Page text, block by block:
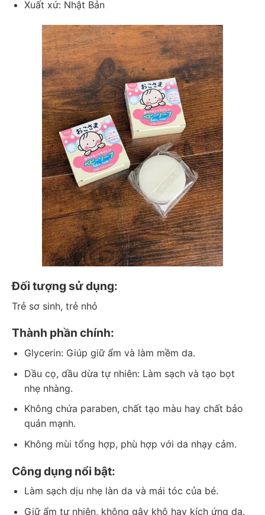
Xuất xứ: Nhật Bản
Đối tượng sử dụng:
Trẻ sơ sinh, trẻ nhỏ
Thành phần chính:
Glycerin: Giúp giữ ẩm và làm mềm da.
Dầu cọ, dầu dừa tự nhiên: Làm sạch và tạo bọt
nhẹ nhàng.
Không chứa paraben, chất tạo màu hay chất bảo
quản mạnh.
Không mùi tổng hợp, phù hợp với da nhạy cảm.
Công dụng nổi bật:
Làm sạch dịu nhẹ làn da và mái tóc của bé.
Giữ ẩm tự nhiên, không gây khô hay kích ứng da.